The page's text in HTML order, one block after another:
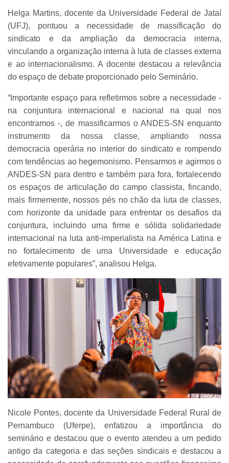
Helga Martins, docente da Universidade Federal de Jataí
(UFJ), pontuou a necessidade de massificação do
sindicato e da ampliação da democracia interna,
vinculando a organização interna à luta de classes externa
e ao internacionalismo. A docente destacou a relevância
do espaço de debate proporcionado pelo Seminário.
“Importante espaço para refletirmos sobre a necessidade -
na conjuntura internacional e nacional na qual nos
encontramos -, de massificarmos o ANDES-SN enquanto
instrumento da nossa classe, ampliando nossa
democracia operária no interior do sindicato e rompendo
com tendências ao hegemonismo. Pensarmos e agirmos o
ANDES-SN para dentro e também para fora, fortalecendo
os espaços de articulação do campo classista, fincando,
mais firmemente, nossos pés no chão da luta de classes,
com horizonte da unidade para enfrentar os desafios da
conjuntura, incluindo uma firme e sólida solidariedade
internacional na luta anti-imperialista na América Latina e
no fortalecimento de uma Universidade e educação
efetivamente populares”, analisou Helga.
Nicole Pontes, docente da Universidade Federal Rural de
Pernambuco (Uferpe), enfatizou a importância do
seminário e destacou que o evento atendeu a um pedido
antigo da categoria e das seções sindicais e destacou a